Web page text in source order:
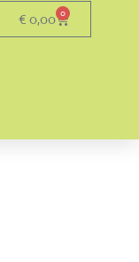
€ 0,00 0